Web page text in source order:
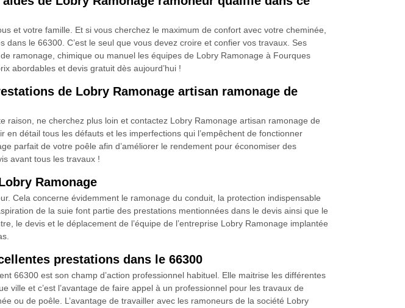
et votre famille. Et si vous cherchez le maximum de confort avec votre cheminée,
le 66300. C’est le seul que vous devez croire et confier vos travaux. Ses
ramonage, chimique ou manuel les équipes de Lobry Ramonage à Fourques
abordables et devis gratuit dès aujourd’hui !
de Lobry Ramonage artisan ramonage de
ne cherchez plus loin et contactez Lobry Ramonage artisan ramonage de
détail tous les défauts et les imperfections qui l’empêchent de fonctionner
parfait de votre poêle afin d’améliorer le rendement pour économiser des
avant tous les travaux !
Ramonage
Cela concerne évidemment le ramonage du conduit, la protection indispensable
de la suie font partie des prestations mentionnées dans le devis ainsi que le
le devis et le déplacement de l’équipe de l’entreprise Lobry Ramonage implantée
prestations dans le 66300
66300 est son champ d’action professionnel habituel. Elle maitrise les différentes
et c’est l’avantage de faire appel à un professionnel pour les travaux de
ou de poêle. L’avantage de travailler avec les ramoneurs de la société Lobry